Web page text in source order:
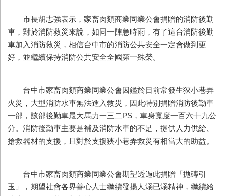
市長胡志強表示，家畜肉類商業同業公會捐贈的消防後勤
車，對於消防救災來說，如同一陣急時雨，有了這台消防後勤
車加入消防救災，相信台中市的消防公共安全一定會做到更
好，並繼續保持消防公共安全全國第一殊榮。
台中市家畜肉類商業同業公會因鑑於日前常發生狹小巷弄
火災，大型消防水車無法進入救災，因此特別捐贈消防後勤車
一部，該部後勤車最大馬力一三二PS，車身寬度一百六十九公
分。消防後勤車主要是補及消防水車的不足，提供人力供給、
搶救器材的支援，且對於支援狹小巷弄救災有相當大的助益。
台中市家畜肉類商業同業公會期望透過此捐贈「拋磚引
玉」，期望社會各界善心人士繼續發揚人溺已溺精神，繼續給